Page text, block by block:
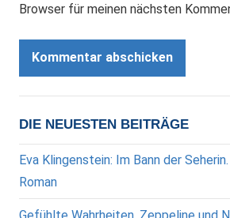
Browser für meinen nächsten
DIE NEUESTEN BEITRÄGE
Eva Klingenstein: Im Bann der
Roman